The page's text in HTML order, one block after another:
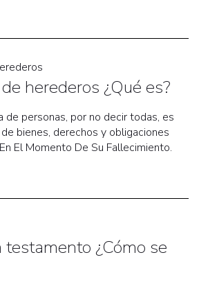
herederos ¿Qué es?
de personas, por no decir todas, es
bienes, derechos y obligaciones
El Momento De Su Fallecimiento.
testamento ¿Cómo se